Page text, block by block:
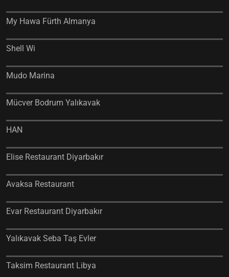
My Hawa Fürth Almanya
Shell Wi
Mudo Marina
Mücver Bodrum Yalıkavak
HAN
Elise Restaurant Diyarbakır
Avaksa Restaurant
Evar Restaurant Diyarbakır
Yalıkavak Seba Taş Evler
Taksim Restaurant Libya